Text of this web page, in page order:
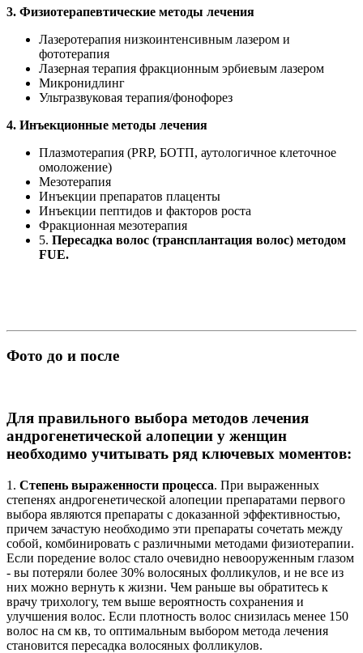
3. Физиотерапевтические методы лечения
Лазеротерапия низкоинтенсивным лазером и
фототерапия
Лазерная терапия фракционным эрбиевым лазером
Микронидлинг
Ультразвуковая терапия/фонофорез
4. Инъекционные методы лечения
Плазмотерапия (PRP, БОТП, аутологичное клеточное
омоложение)
Мезотерапия
Инъекции препаратов плаценты
Инъекции пептидов и факторов роста
Фракционная мезотерапия
5. Пересадка волос (трансплантация волос) методом
FUE.
Фото до и после
Для правильного выбора методов лечения
андрогенетической алопеции у женщин
необходимо учитывать ряд ключевых моментов:
1. Степень выраженности процесса. При выраженных
степенях андрогенетической алопеции препаратами первого
выбора являются препараты с доказанной эффективностью,
причем зачастую необходимо эти препараты сочетать между
собой, комбинировать с различными методами физиотерапии.
Если поредение волос стало очевидно невооруженным глазом
- вы потеряли более 30% волосяных фолликулов, и не все из
них можно вернуть к жизни. Чем раньше вы обратитесь к
врачу трихологу, тем выше вероятность сохранения и
улучшения волос. Если плотность волос снизилась менее 150
волос на см кв, то оптимальным выбором метода лечения
становится пересадка волосяных фолликулов.